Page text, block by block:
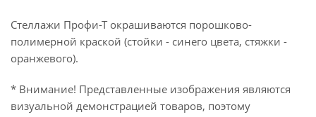
Стеллажи Профи-Т окрашиваются порошково-
полимерной краской (стойки - синего цвета, стяжки -
оранжевого).
* Внимание! Представленные изображения являются
визуальной демонстрацией товаров, поэтому